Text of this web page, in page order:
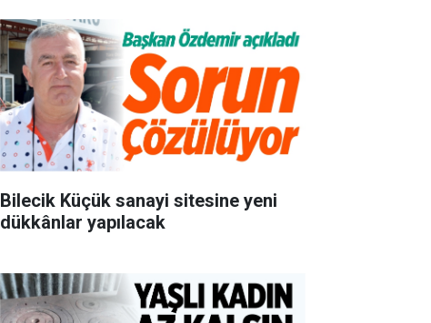
Bilecik Küçük sanayi sitesine yeni
dükkânlar yapılacak